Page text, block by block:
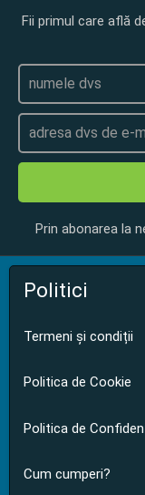
Fii primul care află
Prin abonarea la
Politici
Termeni și condiții
Politica de Cookie
Politica de
Cum cumperi?